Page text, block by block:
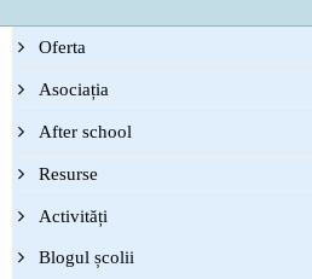
Oferta
Asociația
After school
Resurse
Activități
Blogul școlii